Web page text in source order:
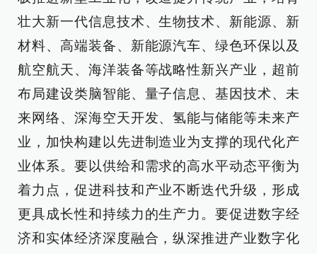
壮大新一代信息技术、生物技术、新能源、新
材料、高端装备、新能源汽车、绿色环保以及
航空航天、海洋装备等战略性新兴产业，超前
布局建设类脑智能、量子信息、基因技术、未
来网络、深海空天开发、氢能与储能等未来产
业，加快构建以先进制造业为支撑的现代化产
业体系。要以供给和需求的高水平动态平衡为
着力点，促进科技和产业不断迭代升级，形成
更具成长性和持续力的生产力。要促进数字经
济和实体经济深度融合，纵深推进产业数字化